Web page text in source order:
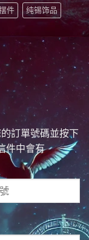
件
纯锡饰品
訂單號碼並按下
件中會有